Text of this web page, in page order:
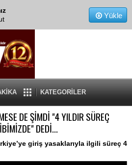
Yükle
KATEGORİLER
DE ŞİMDİ "4 YILDIR SÜREÇ
DEDİ...
giriş yasaklarıyla ilgili süreç 4